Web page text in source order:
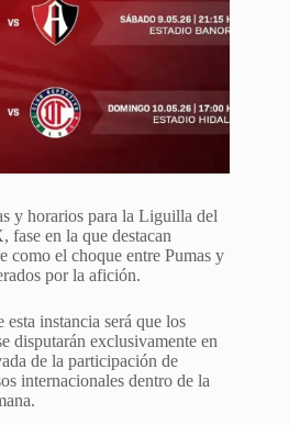
y horarios para la Liguilla del
en la que destacan
como el choque entre Pumas y
por la afición.
instancia será que los
disputarán exclusivamente en
de la participación de
internacionales dentro de la